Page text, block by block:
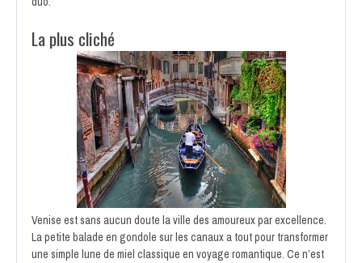
La plus cliché
Venise est sans aucun doute la ville des amoureux par excellence.
La petite balade en gondole sur les canaux a tout pour transformer
une simple lune de miel classique en voyage romantique. Ce n’est